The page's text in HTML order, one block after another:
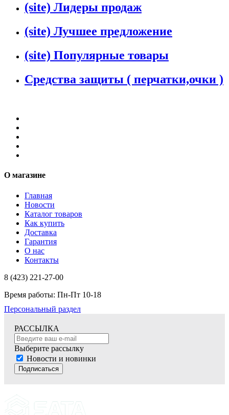
(site) Лидеры продаж
(site) Лучшее предложение
(site) Популярные товары
Средства защиты ( перчатки,очки )
О магазине
Главная
Новости
Каталог товаров
Как купить
Доставка
Гарантия
О нас
Контакты
8 (423) 221-27-00
Время работы: Пн-Пт 10-18
Персональный раздел
РАССЫЛКА
Выберите рассылку
Новости и новинки
Подписаться